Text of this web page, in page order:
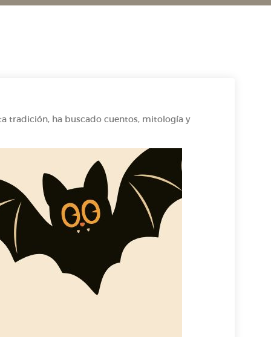
tradición, ha buscado cuentos, mitología y